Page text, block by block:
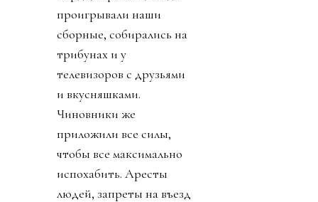
проигрывали наши
сборные, собирались на
трибунах и у
телевизоров с друзьями
и вкусняшками.
Чиновники же
приложили все силы,
чтобы все максимально
испохабить. Аресты
людей, запреты на въезд